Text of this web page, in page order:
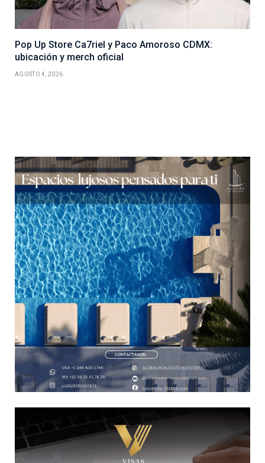
Pop Up Store Ca7riel y Paco Amoroso CDMX:
ubicación y merch oficial
AGOSTO 4, 2026